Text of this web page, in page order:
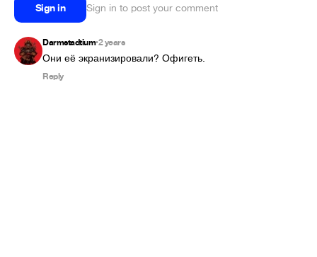
Sign in Sign in to post your comment
Darmstadtium•2 years
Они её экранизировали? Офигеть.
Reply